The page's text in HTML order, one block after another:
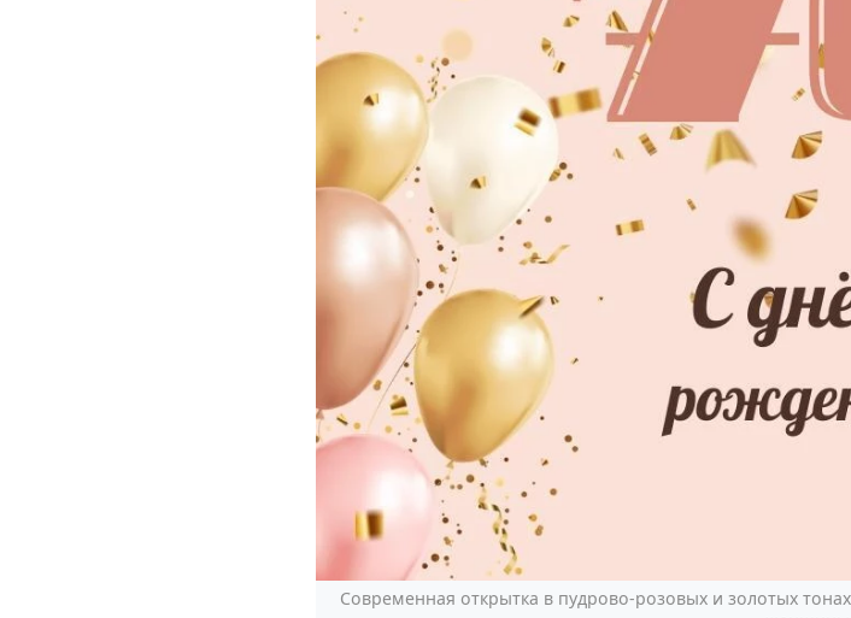
Современная открытка в пудрово-розовых и золотых